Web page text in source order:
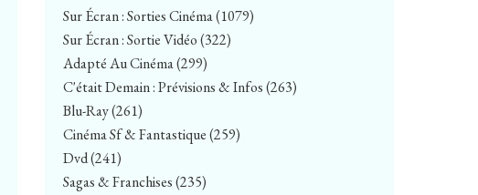
Sur Écran : Sorties Cinéma(1079)
Sur Écran : Sortie Vidéo(322)
Adapté Au Cinéma(299)
C'était Demain : Prévisions & Infos(263)
Blu-Ray(261)
Cinéma Sf & Fantastique(259)
Dvd(241)
Sagas & Franchises(235)